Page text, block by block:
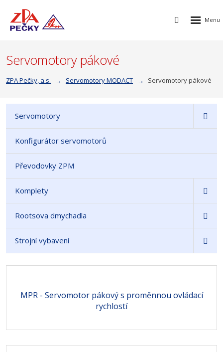
Vyhledávání
Rozbalení
Servomotory pákové
ZPA Pečky, a.s. Servomotory MODACT Servomotory pákové
Servomotory
Konfigurátor servomotorů
Převodovky ZPM
Komplety
Rootsova dmychadla
Strojní vybavení
MPR - Servomotor pákový s proměnnou ovládací
rychlostí